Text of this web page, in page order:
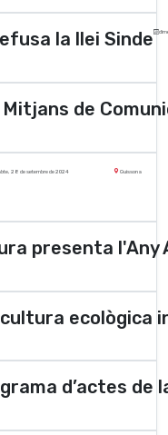
la llei Sinde
de
28 de setembre de 2024 Guissona
presenta l'Any
d’actes de